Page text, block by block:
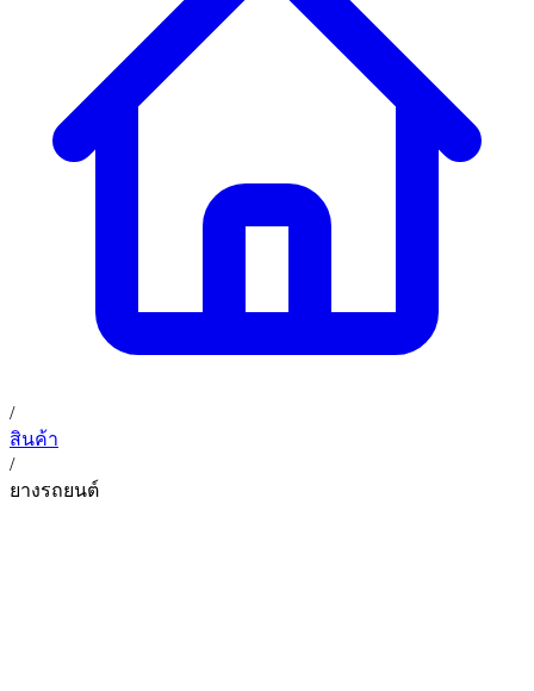
/
สินค้า
/
ยางรถยนต์